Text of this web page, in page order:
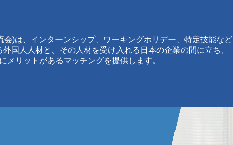
)は、 インターンシップ、ワーキングホリデー、特定技能など
国人人材と、その人材を受け入れる日本の企業の間に立ち、
メリットがあるマッチングを提供します。